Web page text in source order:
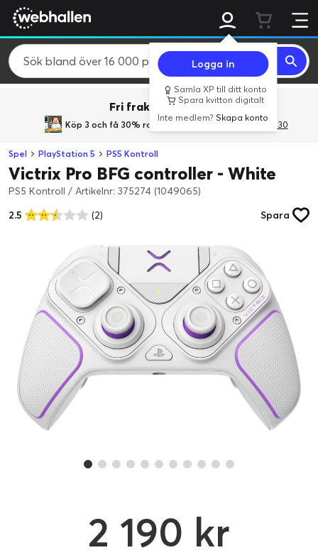
Logga in
Samla XP till ditt konto
Spara kvitton digitalt
Inte medlem?Skapa konto
Fri frakt över 800 kr.
Köp 3 och få 30% rabatt med rabattkoden 3Gives30
Spel PlayStation 5 PS5 Kontroll
Victrix Pro BFG controller - White
PS5 Kontroll / Artikelnr: 375274 (1049065)
2.5
(2) Spara
2 190 kr